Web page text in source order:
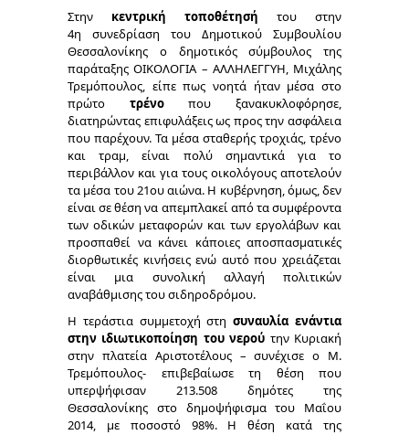
Στην κεντρική τοποθέτησή του στην
4η συνεδρίαση του Δημοτικού Συμβουλίου
Θεσσαλονίκης o δημοτικός σύμβουλος της
παράταξης ΟΙΚΟΛΟΓΙΑ – ΑΛΛΗΛΕΓΓΥΗ, Μιχάλης
Τρεμόπουλος, είπε πως νοητά ήταν μέσα στο
πρώτο τρένοπου ξανακυκλοφόρησε,
διατηρώντας επιφυλάξεις ως προς την ασφάλεια
που παρέχουν. Τα μέσα σταθερής τροχιάς, τρένο
και τραμ, είναι πολύ σημαντικά για το
περιβάλλον και για τους οικολόγους αποτελούν
τα μέσα του 21ουαιώνα. Η κυβέρνηση, όμως, δεν
είναι σε θέση να απεμπλακεί από τα συμφέροντα
των οδικών μεταφορών και των εργολάβων και
προσπαθεί να κάνει κάποιες αποσπασματικές
διορθωτικές κινήσεις ενώ αυτό που χρειάζεται
είναι μια συνολική αλλαγή πολιτικών
αναβάθμισης του σιδηροδρόμου.
Η τεράστια συμμετοχή στησυναυλία ενάντια
στην ιδιωτικοποίηση του νερού την Κυριακή
στην πλατεία Αριστοτέλους – συνέχισε ο Μ.
Τρεμόπουλος- επιβεβαίωσε τη θέση που
υπερψήφισαν 213.508 δημότες της
Θεσσαλονίκης στο δημοψήφισμα του Μαΐου
2014, με ποσοστό 98%. Η θέση κατά της